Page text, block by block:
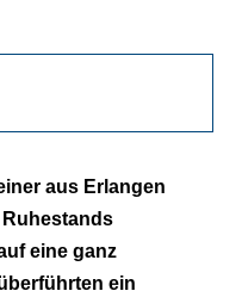
Nadelwäldern
Zöllnern
aus Erlangen
eine ganz
ein